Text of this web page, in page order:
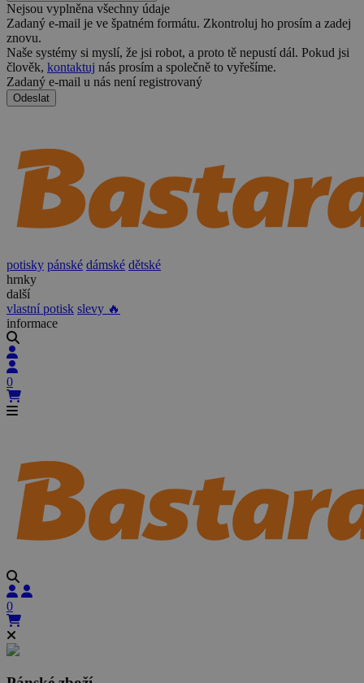
Nejsou vyplněna všechny údaje
Zadaný e-mail je ve špatném formátu. Zkontroluj ho prosím a zadej
znovu.
Naše systémy si myslí, že jsi robot, a proto tě nepustí dál. Pokud jsi
člověk, kontaktuj nás prosím a společně to vyřešíme.
Zadaný e-mail u nás není registrovaný
Odeslat
potisky pánské dámské dětské
hrnky
další
vlastní potisk slevy 🔥
informace
0
0